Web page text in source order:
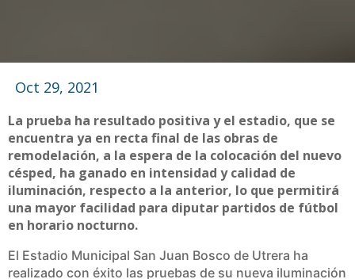
Oct 29, 2021
La prueba ha resultado positiva y el estadio, que se
encuentra ya en recta final de las obras de
remodelación, a la espera de la colocación del nuevo
césped, ha ganado en intensidad y calidad de
iluminación, respecto a la anterior, lo que permitirá
una mayor facilidad para diputar partidos de fútbol
en horario nocturno.
El Estadio Municipal San Juan Bosco de Utrera ha
realizado con éxito las pruebas de su nueva iluminación